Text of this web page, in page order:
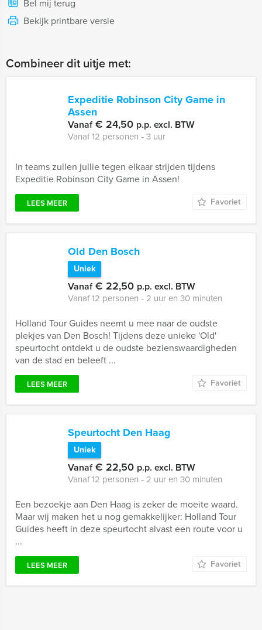
Bel mij terug
Bekijk printbare versie
Combineer dit uitje met:
Expeditie Robinson City Game in
Assen
Vanaf€ 24,50 p.p. excl. BTW
Vanaf 12 personen ‐ 3 uur
In teams zullen jullie tegen elkaar strijden tijdens
Expeditie Robinson City Game in Assen!
LEES MEER Favoriet
Old Den Bosch
Uniek
Vanaf€ 22,50 p.p. excl. BTW
Vanaf 12 personen ‐ 2 uur en 30 minuten
Holland Tour Guides neemt u mee naar de oudste
plekjes van Den Bosch! Tijdens deze unieke 'Old'
speurtocht ontdekt u de oudste bezienswaardigheden
van de stad en beleeft ...
LEES MEER Favoriet
Speurtocht Den Haag
Uniek
Vanaf€ 22,50 p.p. excl. BTW
Vanaf 12 personen ‐ 2 uur en 30 minuten
Een bezoekje aan Den Haag is zeker de moeite waard.
Maar wij maken het u nog gemakkelijker: Holland Tour
Guides heeft in deze speurtocht alvast een route voor u
...
LEES MEER Favoriet